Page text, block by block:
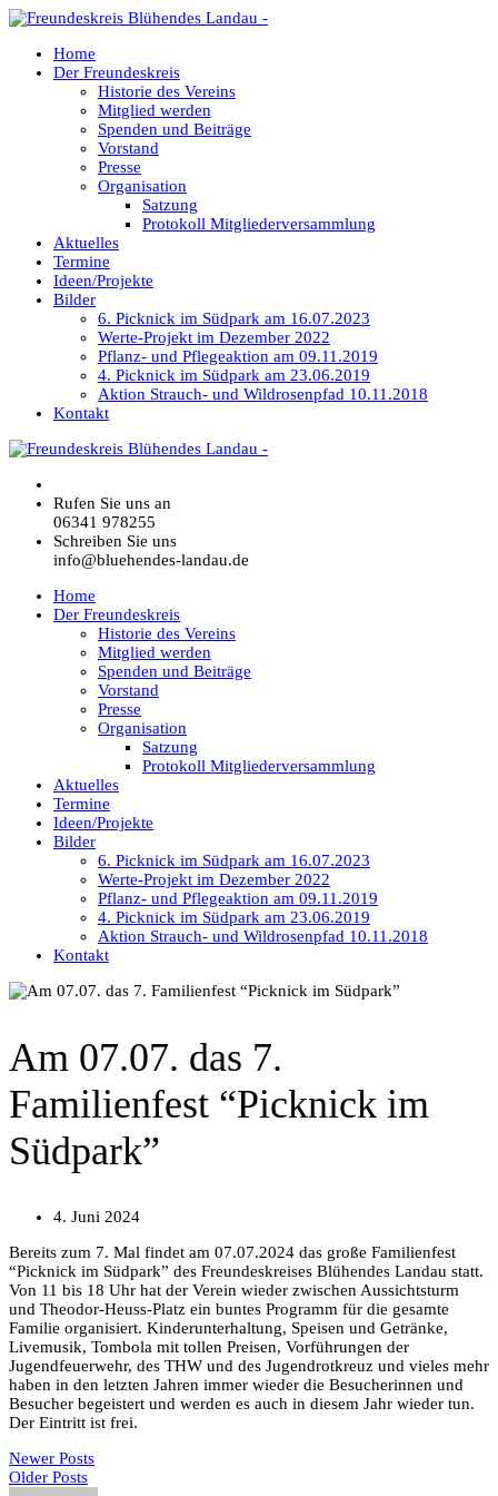
Home
Der Freundeskreis
Historie des Vereins
Mitglied werden
Spenden und Beiträge
Vorstand
Presse
Organisation
Satzung
Protokoll Mitgliederversammlung
Aktuelles
Termine
Ideen/Projekte
Bilder
6. Picknick im Südpark am 16.07.2023
Werte-Projekt im Dezember 2022
Pflanz- und Pflegeaktion am 09.11.2019
4. Picknick im Südpark am 23.06.2019
Aktion Strauch- und Wildrosenpfad 10.11.2018
Kontakt
Rufen Sie uns an
06341 978255
Schreiben Sie uns
info@bluehendes-landau.de
Home
Der Freundeskreis
Historie des Vereins
Mitglied werden
Spenden und Beiträge
Vorstand
Presse
Organisation
Satzung
Protokoll Mitgliederversammlung
Aktuelles
Termine
Ideen/Projekte
Bilder
6. Picknick im Südpark am 16.07.2023
Werte-Projekt im Dezember 2022
Pflanz- und Pflegeaktion am 09.11.2019
4. Picknick im Südpark am 23.06.2019
Aktion Strauch- und Wildrosenpfad 10.11.2018
Kontakt
Am 07.07. das 7.
Familienfest “Picknick im
Südpark”
4. Juni 2024
Bereits zum 7. Mal findet am 07.07.2024 das große Familienfest
“Picknick im Südpark” des Freundeskreises Blühendes Landau statt.
Von 11 bis 18 Uhr hat der Verein wieder zwischen Aussichtsturm
und Theodor-Heuss-Platz ein buntes Programm für die gesamte
Familie organisiert. Kinderunterhaltung, Speisen und Getränke,
Livemusik, Tombola mit tollen Preisen, Vorführungen der
Jugendfeuerwehr, des THW und des Jugendrotkreuz und vieles mehr
haben in den letzten Jahren immer wieder die Besucherinnen und
Besucher begeistert und werden es auch in diesem Jahr wieder tun.
Der Eintritt ist frei.
Newer Posts
Older Posts